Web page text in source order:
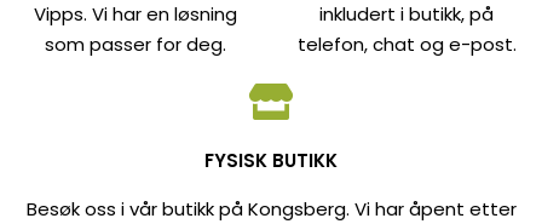
Vipps. Vi har en løsning
som passer for deg.
inkludert i butikk, på
telefon, chat og e-post.
FYSISK BUTIKK
Besøk oss i vår butikk på Kongsberg. Vi har åpent etter